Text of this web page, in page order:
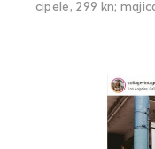
cipele, 299 kn;